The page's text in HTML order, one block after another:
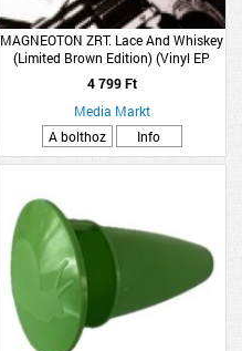
MAGNEOTON ZRT. Lace And Whiskey
(Limited Brown Edition) (Vinyl EP
(12""))
4 799 Ft
Media Markt
A bolthoz
Info